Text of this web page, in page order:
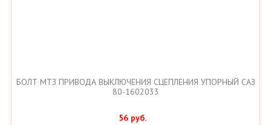
БОЛТ МТЗ ПРИВОДА ВЫКЛЮЧЕНИЯ СЦЕПЛЕНИЯ УПОРНЫЙ САЗ
80-1602033
56 руб.